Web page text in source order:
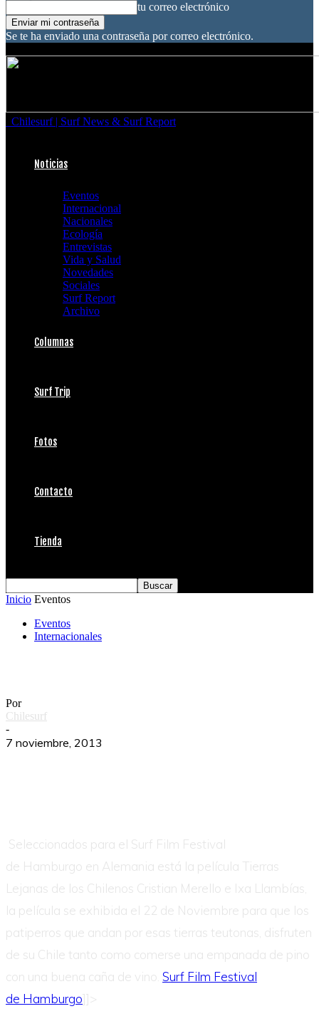
tu correo electrónico
Se te ha enviado una contraseña por correo electrónico.
Chilesurf | Surf News & Surf Report
Noticias
Eventos
Internacional
Nacionales
Ecología
Entrevistas
Vida y Salud
Novedades
Sociales
Surf Report
Archivo
Columnas
Surf Trip
Fotos
Contacto
Tienda
Inicio Eventos
Eventos
Internacionales
Por
Chilesurf
-
7 noviembre, 2013
Seleccionados para el Surf Film Festival
de Hamburgo en Alemania está la película Tierras
Lejanas de los Chilenos Cristian Merello e Ixa Llambías,
la película se exhibida el 22 de Noviembre para que los
patiperros que andan por esas tierras teutonas, disfruten
de su Chile tanto como comerse una empanada de pino
con una buena caña de vino. Surf Film Festival
de Hamburgo]]>